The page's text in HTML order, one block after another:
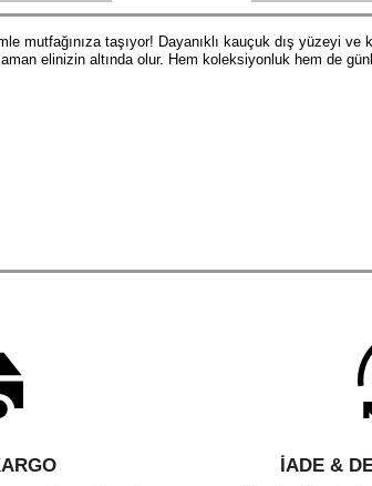
mutfağınıza taşıyor! Dayanıklı kauçuk dış yüzeyi ve
elinizin altında olur. Hem koleksiyonluk hem de
İADE &